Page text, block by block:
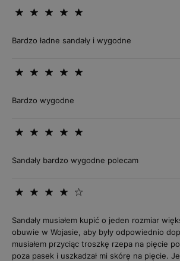
Bardzo ładne sandały i wygodne
Bardzo wygodne
Sandały bardzo wygodne polecam
Sandały musiałem kupić o jeden rozmiar
obuwie w Wojasie, aby były odpowiednio
musiałem przyciąc troszkę rzepa na pięcie
poza pasek i uszkadzał mi skórę na pięcie.